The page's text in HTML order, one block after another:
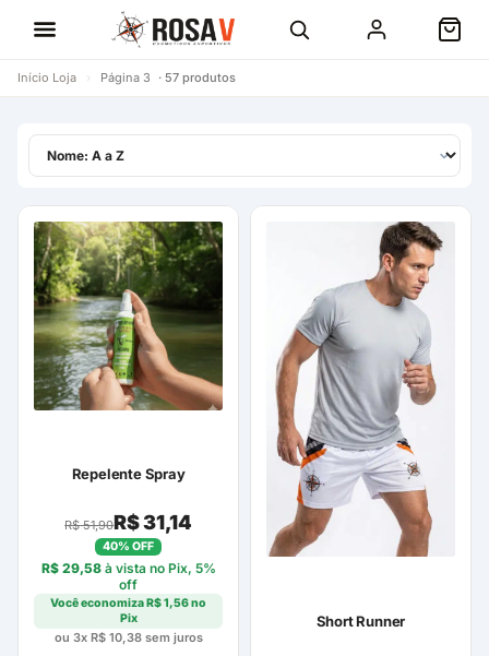
Início Loja › Página 3 · 57 produtos
Repelente Spray
R$51,90R$31,14
40% OFF
R$29,58à vista no Pix, 5%
off
Você economizaR$1,56no
Pix
ou 3x R$10,38sem juros
Short Runner